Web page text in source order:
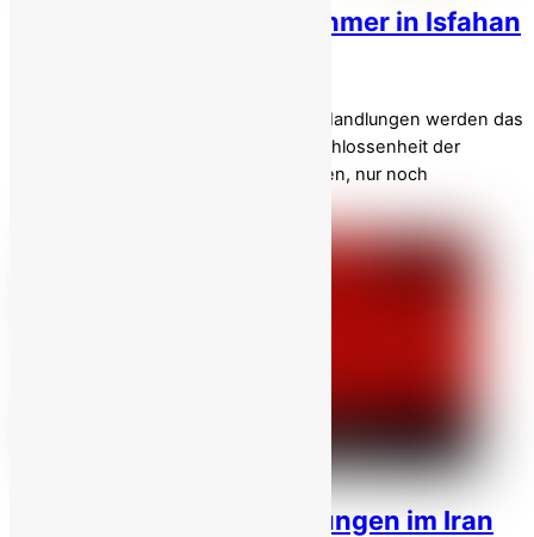
21-jähriger Protestteilnehmer in Isfahan
Frau Maryam Rajavi: Diese kriminellen Handlungen werden das
Regime nicht retten, sondern die Entschlossenheit der
rebellischen Jugendlichen, es zu stürzen, nur noch
Guardian: Mehr Hinrichtungen im Iran